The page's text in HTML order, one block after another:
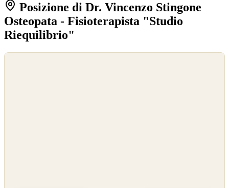
Posizione di Dr. Vincenzo Stingone
Osteopata - Fisioterapista "Studio
Riequilibrio"